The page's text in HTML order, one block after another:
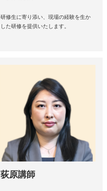
研修生に寄り添い、現場の経験を生か
した研修を提供いたします。
荻原講師